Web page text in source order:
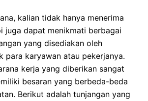
kalian tidak hanya menerima
juga dapat menikmati berbagai
yang disediakan oleh
para karyawan atau pekerjanya.
kerja yang diberikan sangat
besaran yang berbeda-beda
Berikut adalah tunjangan yang